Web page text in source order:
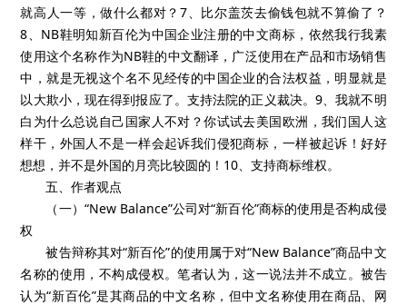
就高人一等，做什么都对？7、比尔盖茨去偷钱包就不算偷了？
8、NB鞋明知新百伦为中国企业注册的中文商标，依然我行我素
使用这个名称作为NB鞋的中文翻译，广泛使用在产品和市场销售
中，就是无视这个名不见经传的中国企业的合法权益，明显就是
以大欺小，现在得到报应了。支持法院的正义裁决。9、我就不明
白为什么总说自己国家人不对？你试试去美国欧洲，我们国人这
样干，外国人不是一样会起诉我们侵犯商标，一样被起诉！好好
想想，并不是外国的月亮比较圆的！10、支持商标维权。
五、作者观点
（一）“New Balance”公司对“新百伦”商标的使用是否构成侵
权
被告辩称其对“新百伦”的使用属于对“New Balance”商品中文
名称的使用，不构成侵权。笔者认为，这一说法并不成立。被告
认为“新百伦”是其商品的中文名称，但中文名称使用在商品、网